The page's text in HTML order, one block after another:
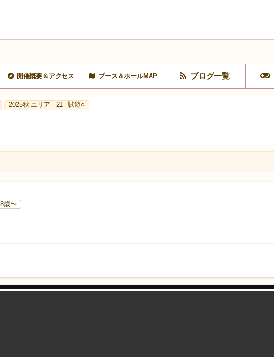
開催概要＆アクセス ブース＆ホールMAP ブログ一覧
2025秋 エリア - 21 試遊○
8歳〜